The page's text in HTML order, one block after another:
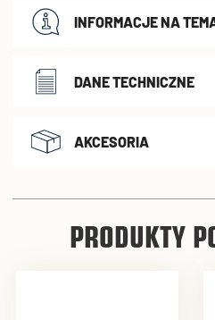
INFORMACJE NA
DANE TECHNICZNE
AKCESORIA
PRODUKTY